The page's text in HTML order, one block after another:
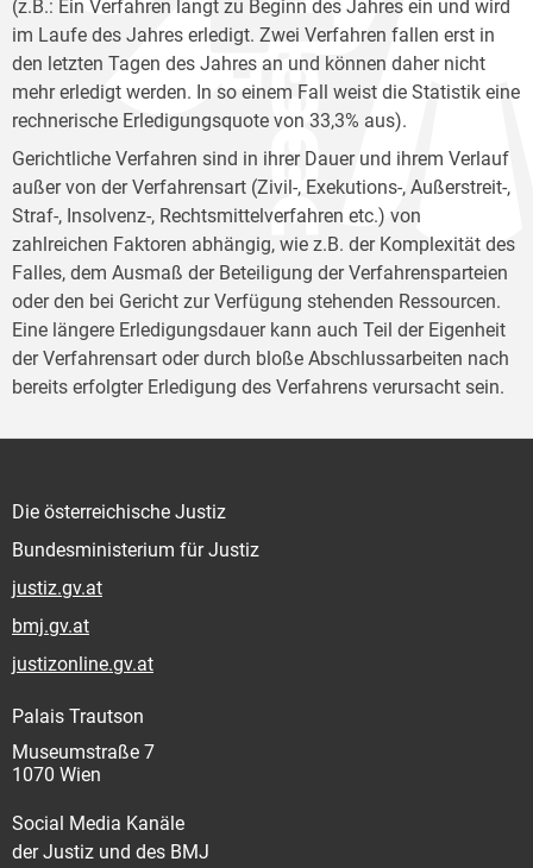
(z.B.: Ein Verfahren langt zu Beginn des Jahres ein und wird
im Laufe des Jahres erledigt. Zwei Verfahren fallen erst in
den letzten Tagen des Jahres an und können daher nicht
mehr erledigt werden. In so einem Fall weist die Statistik eine
rechnerische Erledigungsquote von 33,3% aus).
Gerichtliche Verfahren sind in ihrer Dauer und ihrem Verlauf
außer von der Verfahrensart (Zivil-, Exekutions-, Außerstreit-,
Straf-, Insolvenz-, Rechtsmittelverfahren etc.) von
zahlreichen Faktoren abhängig, wie z.B. der Komplexität des
Falles, dem Ausmaß der Beteiligung der Verfahrensparteien
oder den bei Gericht zur Verfügung stehenden Ressourcen.
Eine längere Erledigungsdauer kann auch Teil der Eigenheit
der Verfahrensart oder durch bloße Abschlussarbeiten nach
bereits erfolgter Erledigung des Verfahrens verursacht sein.
Die österreichische Justiz
Bundesministerium für Justiz
justiz.gv.at
bmj.gv.at
justizonline.gv.at
Palais Trautson
Museumstraße 7
1070 Wien
Social Media Kanäle
der Justiz und des BMJ